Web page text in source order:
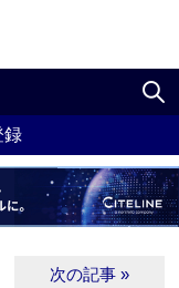
録
次の記事 »